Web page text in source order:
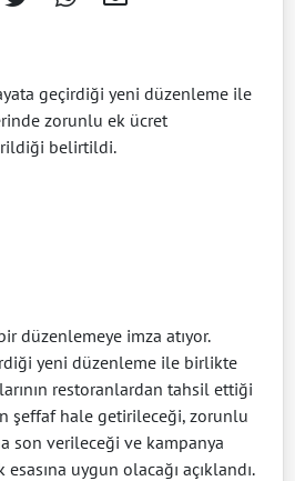
geçirdiği yeni düzenleme ile
zorunlu ek ücret
belirtildi.
düzenlemeye imza atıyor.
yeni düzenleme ile birlikte
restoranlardan tahsil ettiği
şeffaf hale getirileceği, zorunlu
son verileceği ve kampanya
uygun olacağı açıklandı.